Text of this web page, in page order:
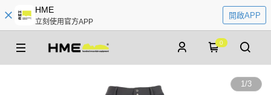
HME
立刻使用官方APP
開啟APP
0
1/3